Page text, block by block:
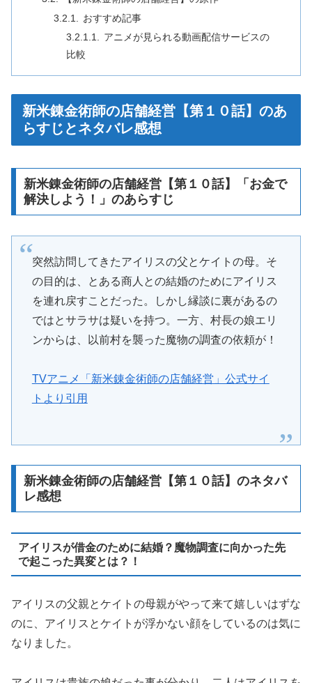
おすすめ記事
アニメが見られる動画配信サービスの
比較
新米錬金術師の店舗経営【第１０話】のあ
らすじとネタバレ感想
新米錬金術師の店舗経営【第１０話】「お金で
解決しよう！」のあらすじ
突然訪問してきたアイリスの父とケイトの母。そ
の目的は、とある商人との結婚のためにアイリス
を連れ戻すことだった。しかし縁談に裏があるの
ではとサラサは疑いを持つ。一方、村長の娘エリ
ンからは、以前村を襲った魔物の調査の依頼が！
TVアニメ「新米錬金術師の店舗経営」公式サイ
トより引用
新米錬金術師の店舗経営【第１０話】のネタバ
レ感想
アイリスが借金のために結婚？魔物調査に向かった先
で起こった異変とは？！
アイリスの父親とケイトの母親がやって来て嬉しいはずな
のに、アイリスとケイトが浮かない顔をしているのは気に
なりました。